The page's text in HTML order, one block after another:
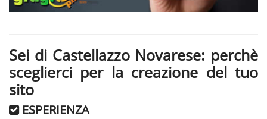
Sei di Castellazzo Novarese: perchè
sceglierci per la creazione del tuo
sito
ESPERIENZA